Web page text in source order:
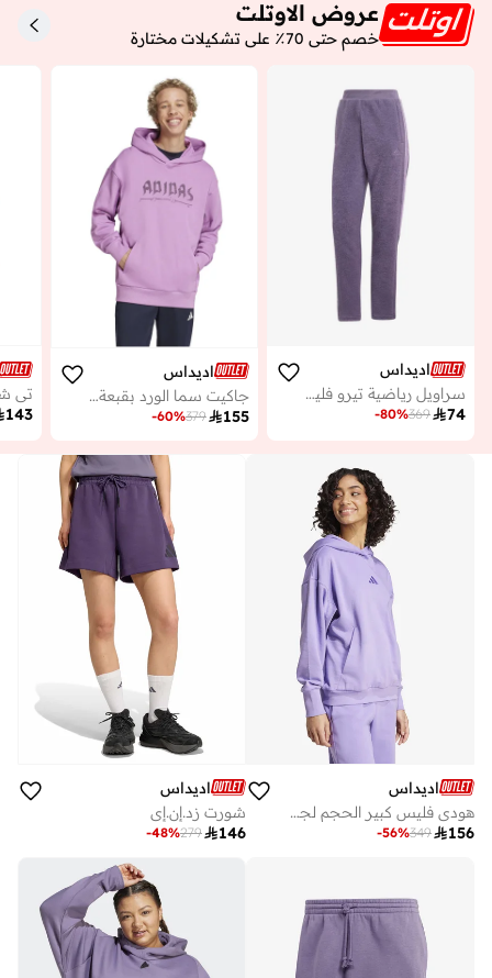
عروض الاوتلت
خصم حتى 70٪ على تشكيلات مختارة
اديداس
سراويل رياضية تيرو فليس
74
369
-80%
اديداس
جاكيت سما الورد بقبعة ورسمة
155
379
-60%
تي
143
اديداس
هودي فليس كبير الحجم لجميع المواسم
156
349
-56%
اديداس
شورت زد.إن.إي
146
279
-48%